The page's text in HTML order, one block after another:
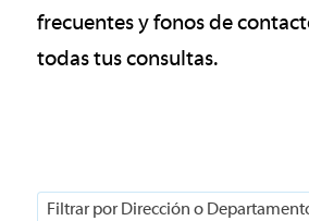
frecuentes y fonos de
todas tus consultas.
Filtrar por Dirección o